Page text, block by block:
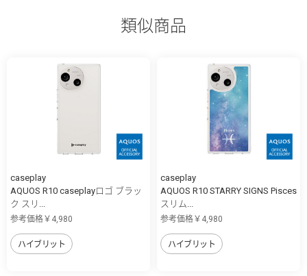
類似商品
caseplay
AQUOS R10 caseplayロゴ ブラッ
ク スリ...
参考価格￥4,980
ハイブリット
caseplay
AQUOS R10 STARRY SIGNS Pisces
スリム...
参考価格￥4,980
ハイブリット